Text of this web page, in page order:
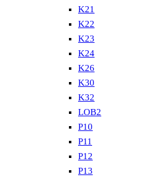
K21
K22
K23
K24
K26
K30
K32
LOB2
P10
P11
P12
P13